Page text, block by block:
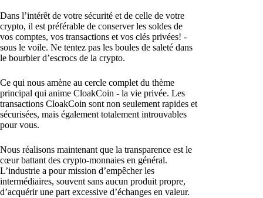
Dans l’intérêt de votre sécurité et de celle de votre
crypto, il est préférable de conserver les soldes de
vos comptes, vos transactions et vos clés privées! -
sous le voile. Ne tentez pas les boules de saleté dans
le bourbier d’escrocs de la crypto.
Ce qui nous amène au cercle complet du thème
principal qui anime CloakCoin - la vie privée. Les
transactions CloakCoin sont non seulement rapides et
sécurisées, mais également totalement introuvables
pour vous.
Nous réalisons maintenant que la transparence est le
cœur battant des crypto-monnaies en général.
L’industrie a pour mission d’empêcher les
intermédiaires, souvent sans aucun produit propre,
d’acquérir une part excessive d’échanges en valeur.